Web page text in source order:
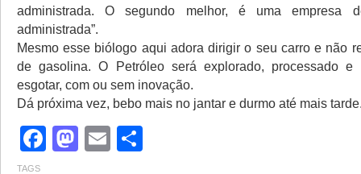
administrada. O segundo melhor, é uma empresa
administrada”.
Mesmo esse biólogo aqui adora dirigir o seu carro e não
de gasolina. O Petróleo será explorado, processado e
esgotar, com ou sem inovação.
Dá próxima vez, bebo mais no jantar e durmo até mais
Facebook
Mastodon
Email
TAGS